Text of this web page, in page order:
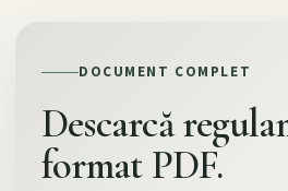
DOCUMENT COMPLET
Descarcă
format PDF.